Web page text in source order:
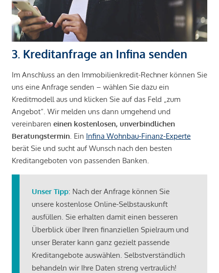
3. Kreditanfrage an Infina senden
Im Anschluss an den Immobilienkredit-Rechner können Sie
uns eine Anfrage senden – wählen Sie dazu ein
Kreditmodell aus und klicken Sie auf das Feld „zum
Angebot“. Wir melden uns dann umgehend und
vereinbaren einen kostenlosen, unverbindlichen
Beratungstermin . Ein Infina Wohnbau-Finanz-Experte
berät Sie und sucht auf Wunsch nach den besten
Kreditangeboten von passenden Banken.
Unser Tipp: Nach der Anfrage können Sie
unsere kostenlose Online-Selbstauskunft
ausfüllen. Sie erhalten damit einen besseren
Überblick über Ihren finanziellen Spielraum und
unser Berater kann ganz gezielt passende
Kreditangebote auswählen. Selbstverständlich
behandeln wir Ihre Daten streng vertraulich!